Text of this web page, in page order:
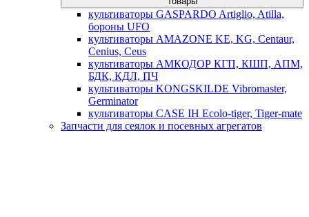
культиваторы GASPARDO Artiglio, Atilla,
бороны UFO
культиваторы AMAZONE KE, KG, Centaur,
Cenius, Ceus
культиваторы АМКОДОР КГП, КШП, АПМ,
БДК, КДЛ, ПЧ
культиваторы KONGSKILDE Vibromaster,
Germinator
культиваторы CASE IH Ecolo-tiger, Tiger-mate
Запчасти для сеялок и посевных агрегатов